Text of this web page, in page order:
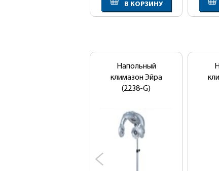
В КОРЗИНУ
Напольный
климазон Эйра
(2238-G)